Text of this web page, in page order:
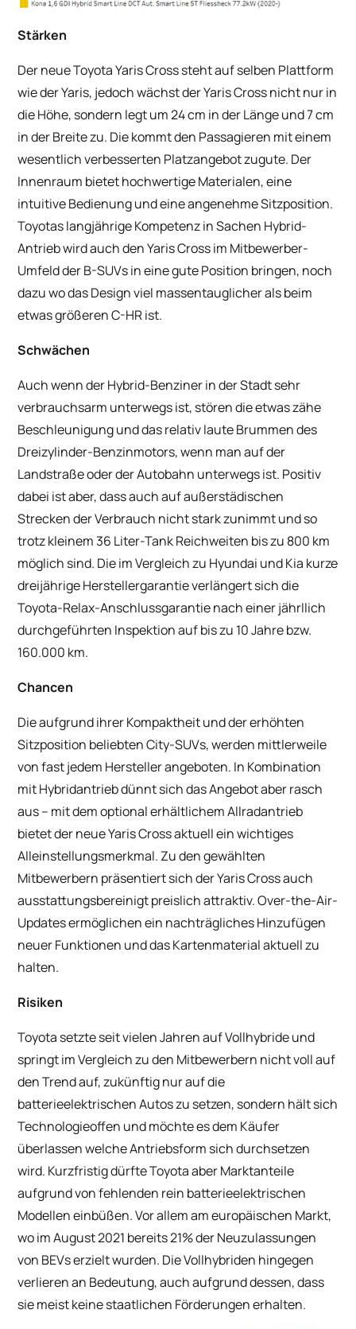
Stärken
Der neue Toyota Yaris Cross steht auf selben Plattform
wie der Yaris, jedoch wächst der Yaris Cross nicht nur in
die Höhe, sondern legt um 24 cm in der Länge und 7 cm
in der Breite zu. Die kommt den Passagieren mit einem
wesentlich verbesserten Platzangebot zugute. Der
Innenraum bietet hochwertige Materialen, eine
intuitive Bedienung und eine angenehme Sitzposition.
Toyotas langjährige Kompetenz in Sachen Hybrid-
Antrieb wird auch den Yaris Cross im Mitbewerber-
Umfeld der B-SUVs in eine gute Position bringen, noch
dazu wo das Design viel massentauglicher als beim
etwas größeren C-HR ist.
Schwächen
Auch wenn der Hybrid-Benziner in der Stadt sehr
verbrauchsarm unterwegs ist, stören die etwas zähe
Beschleunigung und das relativ laute Brummen des
Dreizylinder-Benzinmotors, wenn man auf der
Landstraße oder der Autobahn unterwegs ist. Positiv
dabei ist aber, dass auch auf außerstädischen
Strecken der Verbrauch nicht stark zunimmt und so
trotz kleinem 36 Liter-Tank Reichweiten bis zu 800 km
möglich sind. Die im Vergleich zu Hyundai und Kia kurze
dreijährige Herstellergarantie verlängert sich die
Toyota-Relax-Anschlussgarantie nach einer jährllich
durchgeführten Inspektion auf bis zu 10 Jahre bzw.
160.000 km.
Chancen
Die aufgrund ihrer Kompaktheit und der erhöhten
Sitzposition beliebten City-SUVs, werden mittlerweile
von fast jedem Hersteller angeboten. In Kombination
mit Hybridantrieb dünnt sich das Angebot aber rasch
aus – mit dem optional erhältlichem Allradantrieb
bietet der neue Yaris Cross aktuell ein wichtiges
Alleinstellungsmerkmal. Zu den gewählten
Mitbewerbern präsentiert sich der Yaris Cross auch
ausstattungsbereinigt preislich attraktiv. Over-the-Air-
Updates ermöglichen ein nachträgliches Hinzufügen
neuer Funktionen und das Kartenmaterial aktuell zu
halten.
Risiken
Toyota setzte seit vielen Jahren auf Vollhybride und
springt im Vergleich zu den Mitbewerbern nicht voll auf
den Trend auf, zukünftig nur auf die
batterieelektrischen Autos zu setzen, sondern hält sich
Technologieoffen und möchte es dem Käufer
überlassen welche Antriebsform sich durchsetzen
wird. Kurzfristig dürfte Toyota aber Marktanteile
aufgrund von fehlenden rein batterieelektrischen
Modellen einbüßen. Vor allem am europäischen Markt,
wo im August 2021 bereits 21% der Neuzulassungen
von BEVs erzielt wurden. Die Vollhybriden hingegen
verlieren an Bedeutung, auch aufgrund dessen, dass
sie meist keine staatlichen Förderungen erhalten.